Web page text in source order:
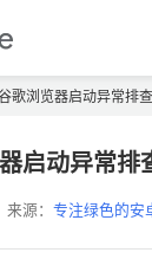
歌浏览器启动异常排
启动异常排
来源：专注绿色的安